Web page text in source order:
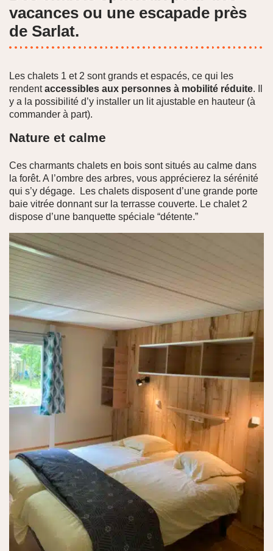
vacances ou une escapade près
de Sarlat.
Les chalets 1 et 2 sont grands et espacés, ce qui les
rendentaccessibles aux personnes à mobilité réduite. Il
y a la possibilité d’y installer un lit ajustable en hauteur (à
commander à part).
Nature et calme
Ces charmants chalets en bois sont situés au calme dans
la forêt. A l’ombre des arbres, vous apprécierez la sérénité
qui s’y dégage. Les chalets disposent d’une grande porte
baie vitrée donnant sur la terrasse couverte. Le chalet 2
dispose d’une banquette spéciale “détente.”